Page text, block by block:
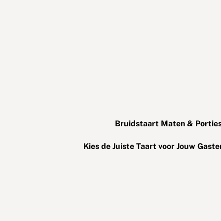
Bruidstaart Maten &
Kies de Juiste Taart voor Jouw